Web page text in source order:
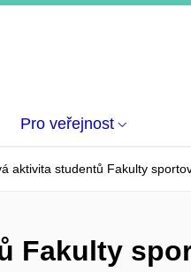
Pro veřejnost
aktivita studentů Fakulty
Fakulty